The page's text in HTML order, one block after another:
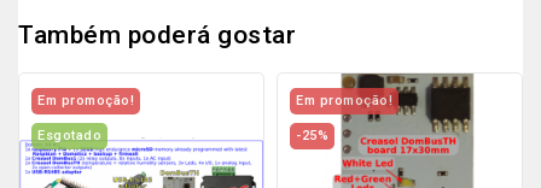
Também poderá gostar
Em promoção!
Esgotado
Em promoção!
-25%